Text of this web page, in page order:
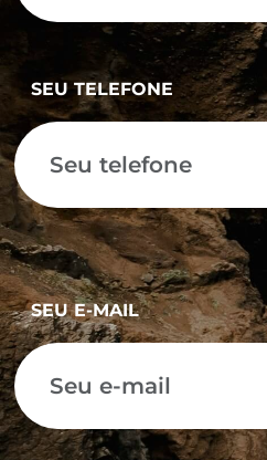
SEU TELEFONE
SEU E-MAIL